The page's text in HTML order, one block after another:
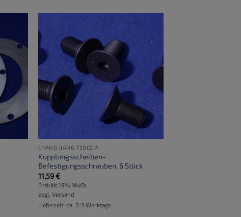
CHANG JIANG 750CCM
Kupplungsscheiben-
Befestigungsschrauben, 6 Stück
11,59€
Enthält 19% MwSt.
zzgl. Versand
Lieferzeit: ca. 2-3 Werktage